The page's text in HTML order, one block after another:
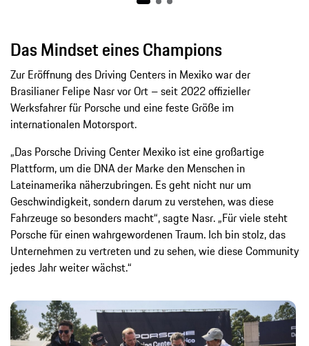
Das Mindset eines Champions
Zur Eröffnung des Driving Centers in Mexiko war der
Brasilianer Felipe Nasr vor Ort – seit 2022 offizieller
Werksfahrer für Porsche und eine feste Größe im
internationalen Motorsport.
„Das Porsche Driving Center Mexiko ist eine großartige
Plattform, um die DNA der Marke den Menschen in
Lateinamerika näherzubringen. Es geht nicht nur um
Geschwindigkeit, sondern darum zu verstehen, was diese
Fahrzeuge so besonders macht“, sagte Nasr. „Für viele steht
Porsche für einen wahrgewordenen Traum. Ich bin stolz, das
Unternehmen zu vertreten und zu sehen, wie diese Community
jedes Jahr weiter wächst.“